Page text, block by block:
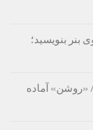
بنر بنویسید؛
تلویزیون/ «روشن» آماده